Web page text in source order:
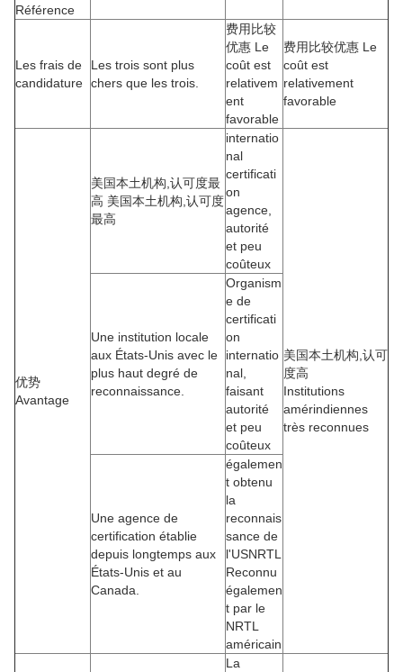
Référence
Les frais de
candidature
Les trois sont plus
chers que les trois.
费用比较
优惠 Le
coût est
relativem
ent
favorable
费用比较优惠 Le
coût est
relativement
favorable
优势
Avantage
美国本土机构,认可度最
高 美国本土机构,认可度
最高
internatio
nal
certificati
on
agence,
autorité
et peu
coûteux
美国本土机构,认可
度高
Institutions
amérindiennes
très reconnues
Une institution locale
aux États-Unis avec le
plus haut degré de
reconnaissance.
Organism
e de
certificati
on
internatio
nal,
faisant
autorité
et peu
coûteux
Une agence de
certification établie
depuis longtemps aux
États-Unis et au
Canada.
égalemen
t obtenu
la
reconnais
sance de
l'USNRTL
Reconnu
égalemen
t par le
NRTL
américain
La